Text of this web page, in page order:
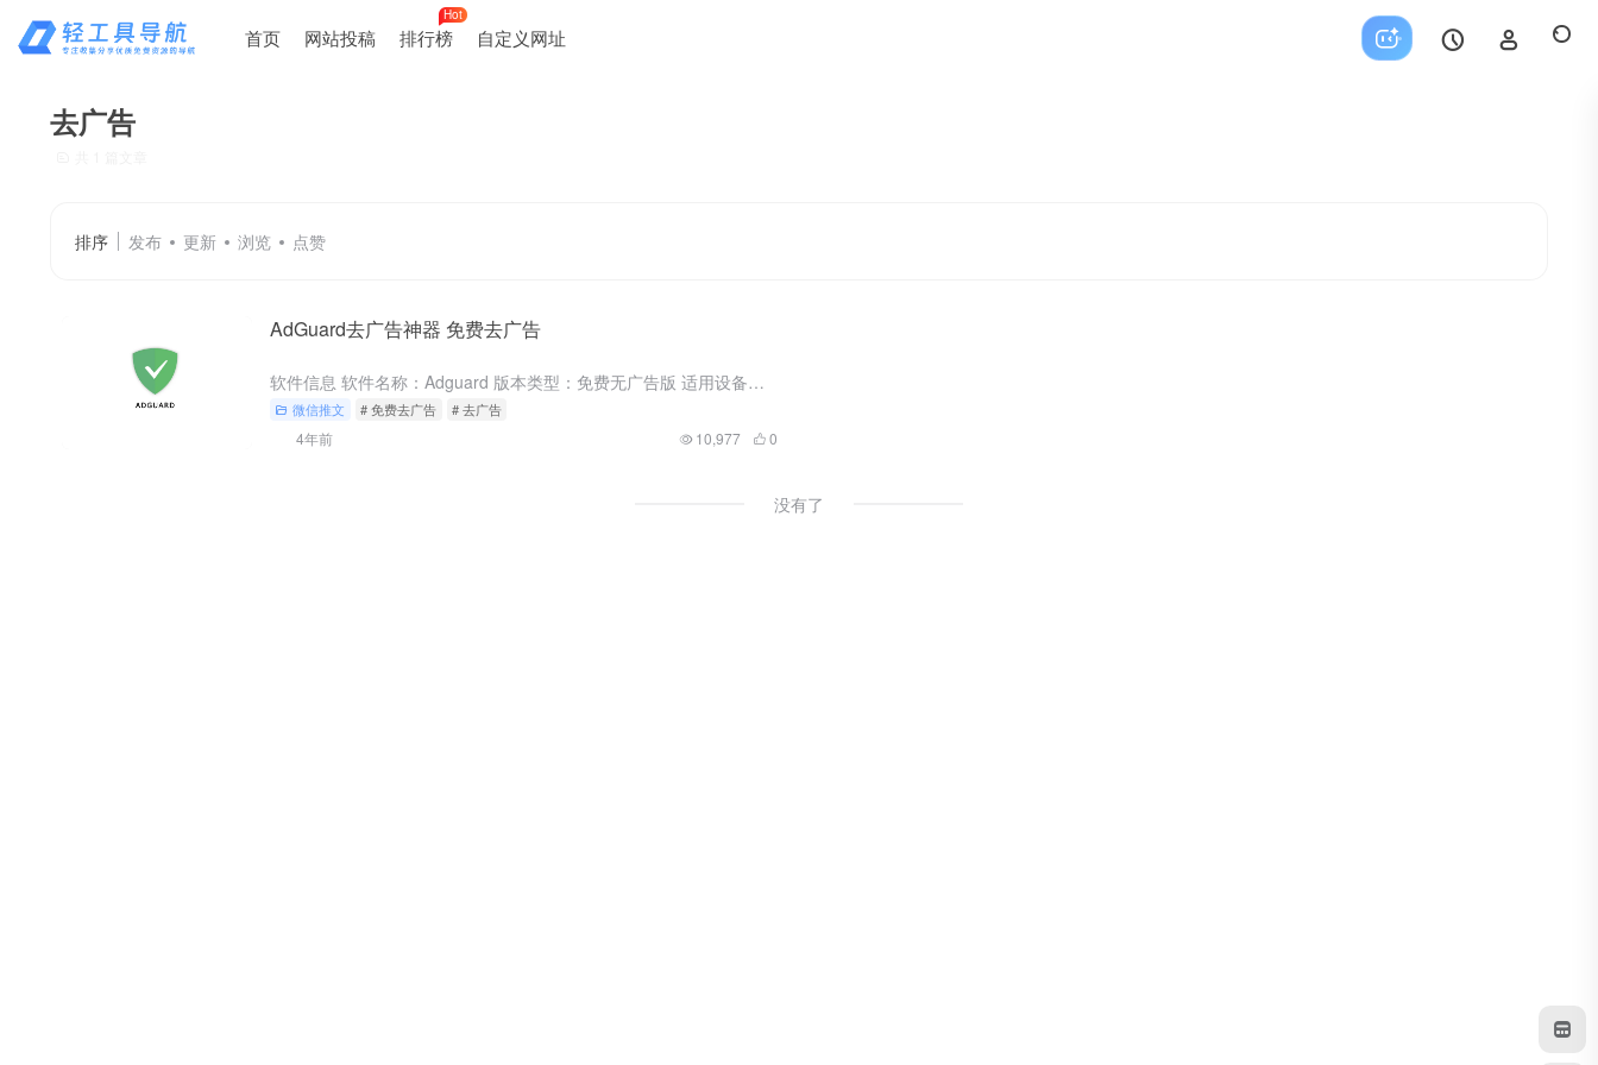
首页 网站投稿 排行榜
Hot
自定义网址
去广告
排序 发布 更新 浏览 点赞
AdGuard去广告神器 免费去广告
软件信息 软件名称：Adguard 版本类型：免费无广告版 适用设备：Android 获取方式：文章底部 Adguard 魅族17亲测 相信很多人都有听过甚至用过这款软件，没错他就是Adguard，一...
微信推文 # 免费去广告 # 去广告
4年前 10,977 0
没有了